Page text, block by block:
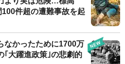
件超の遭難事故を起
なかったために1700万
大躍進政策｣の悲劇的